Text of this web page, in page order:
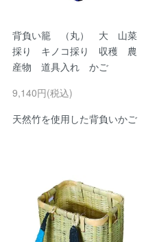
背負い籠 （丸） 大 山菜
採り キノコ採り 収穫 農
産物 道具入れ かご
9,140円(税込)
天然竹を使用した背負いかご